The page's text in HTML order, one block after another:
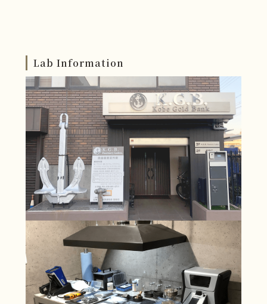
メトリックス
キンパラS12
キンパラベスト12
パラタルバーワイヤー
ニューシルバー
クリアシルバー
アロイシルバー
ディスクアロイクラウ
ン
IFKプレソルダーH
IFKプレソルダーL
IFKプレソルダーG
KIKウイングロウ
K16ロウ
K18ロウ
K14ロウ
キンパラロウ
パラロウ25
デントソルダー
パラタルバーワイヤー
オオウラニューキャス
ト12
オーラルスリー
オーラルライト
クリエイトシルバー
P・Gシルバー
ライトプラス
Lab Information